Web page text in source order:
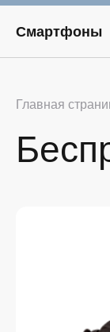
Смартфоны
Главная